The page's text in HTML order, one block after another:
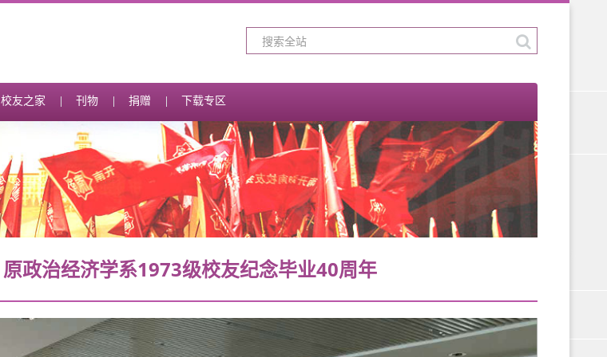
校友之家 刊物 捐赠 下载专区
原政治经济学系1973级校友纪念毕业40周年